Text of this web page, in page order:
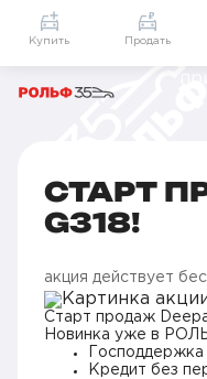
Приложение
Мой РОЛЬФ
СТАРТ
G318!
акция действует
Старт продаж
Новинка уже в
Господдержка
Кредит без
Купить Продать